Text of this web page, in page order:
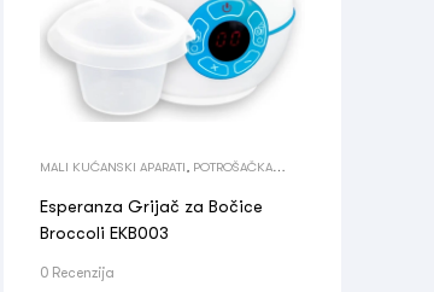
MALI KUĆANSKI APARATI
POTROŠAČKA
Esperanza Grijač za Bočice
Broccoli EKB003
0 Recenzija